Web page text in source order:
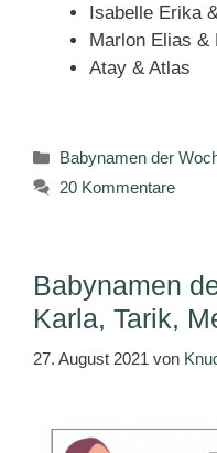
Isabelle Erika
Marlon Elias &
Atay & Atlas
Kategorien
Babynamen der
20 Kommentare
Babynamen
Karla, Tarik,
27. August 2021 von